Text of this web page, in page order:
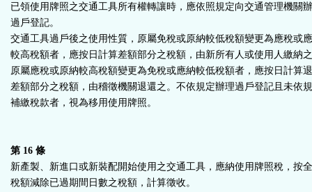
已領使用牌照之交通工具所有權轉讓時，應依照規定向交通管理機關
過戶登記。
交通工具過戶後之使用性質，原屬免稅或原納較低稅額變更為應稅或
較高稅額者，應按日計算差額部分之稅額，由新所有人或使用人繳納
原屬應稅或原納較高稅額變更為免稅或應納較低稅額者，應按日計算
差額部分之稅額，由稽徵機關退還之。不依規定辦理過戶登記且未依
補繳稅款者，視為移用使用牌照。
第 16 條
新產製、新進口或新裝配開始使用之交通工具，應納使用牌照稅，按
稅額減除已過期間日數之稅額，計算徵收。